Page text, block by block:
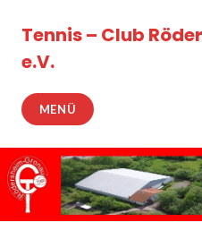
Inhalt
springen
Tennis – Club
e.V.
MENÜ